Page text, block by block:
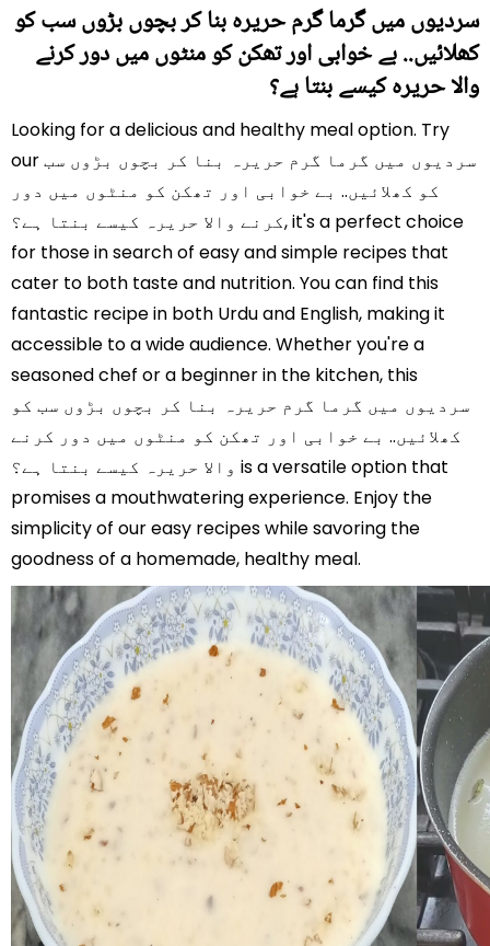
سردیوں میں گرما گرم حریرہ بنا کر بچوں بڑوں سب کو
کھلائیں.. بے خوابی اور تھکن کو منٹوں میں دور کرنے
والا حریرہ کیسے بنتا ہے؟
Looking for a delicious and healthy meal option. Try
our سردیوں میں گرما گرم حریرہ بنا کر بچوں بڑوں سب
کو کھلائیں.. بے خوابی اور تھکن کو منٹوں میں دور
کرنے والا حریرہ کیسے بنتا ہے؟, it's a perfect choice
for those in search of easy and simple recipes that
cater to both taste and nutrition. You can find this
fantastic recipe in both Urdu and English, making it
accessible to a wide audience. Whether you're a
seasoned chef or a beginner in the kitchen, this
سردیوں میں گرما گرم حریرہ بنا کر بچوں بڑوں سب کو
کھلائیں.. بے خوابی اور تھکن کو منٹوں میں دور کرنے
والا حریرہ کیسے بنتا ہے؟ is a versatile option that
promises a mouthwatering experience. Enjoy the
simplicity of our easy recipes while savoring the
goodness of a homemade, healthy meal.